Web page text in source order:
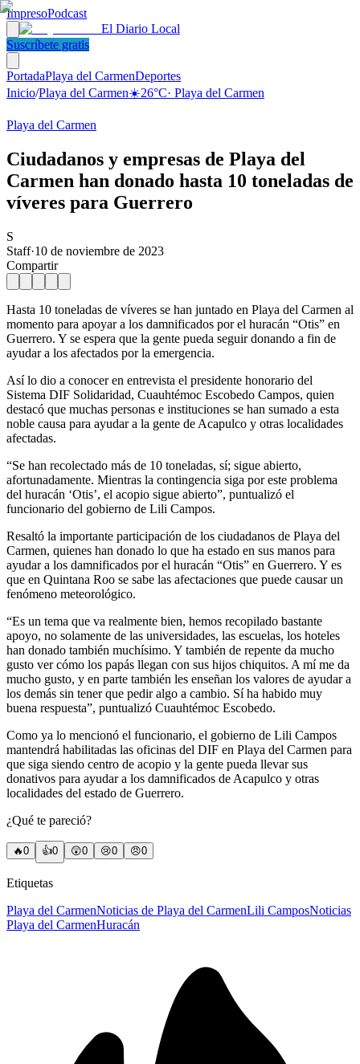
ImpresoPodcast
El Diario Local
Suscríbete gratis
PortadaPlaya del CarmenDeportes
Inicio/Playa del Carmen☀️26°C· Playa del Carmen
Playa del Carmen
Ciudadanos y empresas de Playa del
Carmen han donado hasta 10 toneladas de
víveres para Guerrero
S
Staff·10 de noviembre de 2023
Compartir
Hasta 10 toneladas de víveres se han juntado en Playa del Carmen al
momento para apoyar a los damnificados por el huracán “Otis” en
Guerrero. Y se espera que la gente pueda seguir donando a fin de
ayudar a los afectados por la emergencia.
Así lo dio a conocer en entrevista el presidente honorario del
Sistema DIF Solidaridad, Cuauhtémoc Escobedo Campos, quien
destacó que muchas personas e instituciones se han sumado a esta
noble causa para ayudar a la gente de Acapulco y otras localidades
afectadas.
“Se han recolectado más de 10 toneladas, sí; sigue abierto,
afortunadamente. Mientras la contingencia siga por este problema
del huracán ‘Otis’, el acopio sigue abierto”, puntualizó el
funcionario del gobierno de Lili Campos.
Resaltó la importante participación de los ciudadanos de Playa del
Carmen, quienes han donado lo que ha estado en sus manos para
ayudar a los damnificados por el huracán “Otis” en Guerrero. Y es
que en Quintana Roo se sabe las afectaciones que puede causar un
fenómeno meteorológico.
“Es un tema que va realmente bien, hemos recopilado bastante
apoyo, no solamente de las universidades, las escuelas, los hoteles
han donado también muchísimo. Y también de repente da mucho
gusto ver cómo los papás llegan con sus hijos chiquitos. A mí me da
mucho gusto, y en parte también les enseñan los valores de ayudar a
los demás sin tener que pedir algo a cambio. Sí ha habido muy
buena respuesta”, puntualizó Cuauhtémoc Escobedo.
Como ya lo mencionó el funcionario, el gobierno de Lili Campos
mantendrá habilitadas las oficinas del DIF en Playa del Carmen para
que siga siendo centro de acopio y la gente pueda llevar sus
donativos para ayudar a los damnificados de Acapulco y otras
localidades del estado de Guerrero.
¿Qué te pareció?
🔥0 👍0 😲0 😢0 😠0
Etiquetas
Playa del CarmenNoticias de Playa del CarmenLili CamposNoticias
Playa del CarmenHuracán